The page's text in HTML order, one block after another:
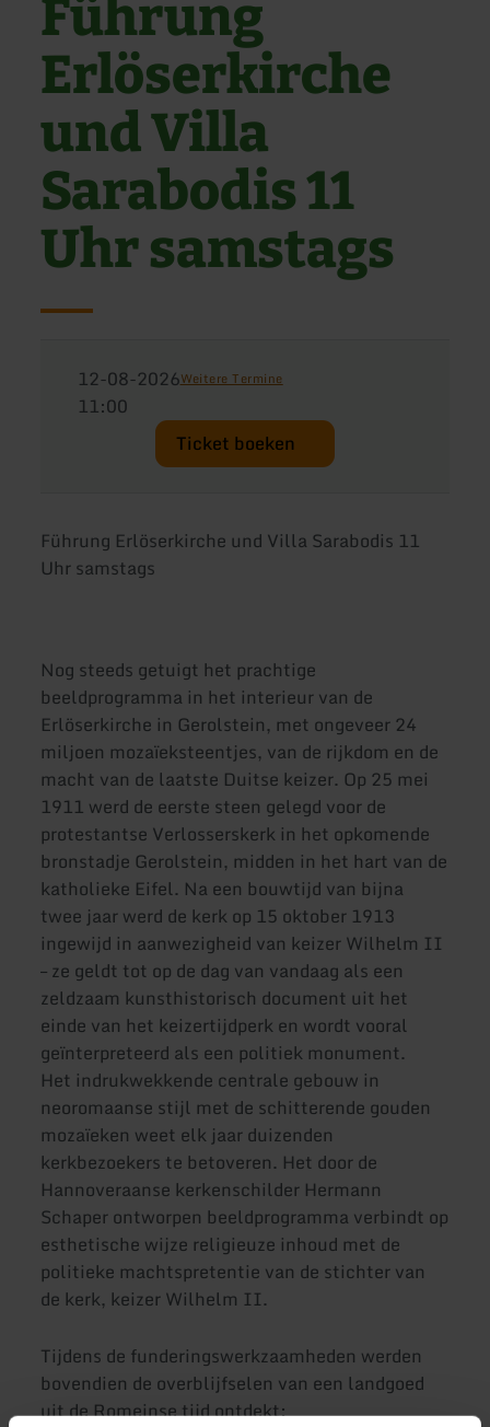
Führung
Erlöserkirche
und Villa
Sarabodis 11
Uhr samstags
12-08-2026Weitere Termine
11:00
Ticket boeken
Führung Erlöserkirche und Villa Sarabodis 11
Uhr samstags
Nog steeds getuigt het prachtige
beeldprogramma in het interieur van de
Erlöserkirche in Gerolstein, met ongeveer 24
miljoen mozaïeksteentjes, van de rijkdom en de
macht van de laatste Duitse keizer. Op 25 mei
1911 werd de eerste steen gelegd voor de
protestantse Verlosserskerk in het opkomende
bronstadje Gerolstein, midden in het hart van de
katholieke Eifel. Na een bouwtijd van bijna
twee jaar werd de kerk op 15 oktober 1913
ingewijd in aanwezigheid van keizer Wilhelm II
– ze geldt tot op de dag van vandaag als een
zeldzaam kunsthistorisch document uit het
einde van het keizertijdperk en wordt vooral
geïnterpreteerd als een politiek monument.
Het indrukwekkende centrale gebouw in
neoromaanse stijl met de schitterende gouden
mozaïeken weet elk jaar duizenden
kerkbezoekers te betoveren. Het door de
Hannoveraanse kerkenschilder Hermann
Schaper ontworpen beeldprogramma verbindt op
esthetische wijze religieuze inhoud met de
politieke machtspretentie van de stichter van
de kerk, keizer Wilhelm II.
Tijdens de funderingswerkzaamheden werden
bovendien de overblijfselen van een landgoed
uit de Romeinse tijd ontdekt: